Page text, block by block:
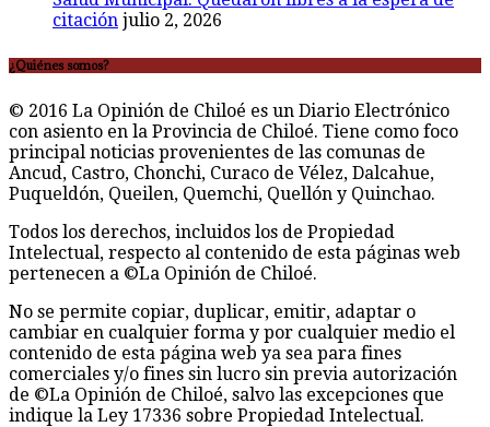
citación julio 2, 2026
¿Quiénes somos?
© 2016 La Opinión de Chiloé es un Diario Electrónico
con asiento en la Provincia de Chiloé. Tiene como foco
principal noticias provenientes de las comunas de
Ancud, Castro, Chonchi, Curaco de Vélez, Dalcahue,
Puqueldón, Queilen, Quemchi, Quellón y Quinchao.
Todos los derechos, incluidos los de Propiedad
Intelectual, respecto al contenido de esta páginas web
pertenecen a ©La Opinión de Chiloé.
No se permite copiar, duplicar, emitir, adaptar o
cambiar en cualquier forma y por cualquier medio el
contenido de esta página web ya sea para fines
comerciales y/o fines sin lucro sin previa autorización
de ©La Opinión de Chiloé, salvo las excepciones que
indique la Ley 17336 sobre Propiedad Intelectual.